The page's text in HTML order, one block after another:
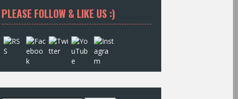
PLEASE FOLLOW & LIKE US :)